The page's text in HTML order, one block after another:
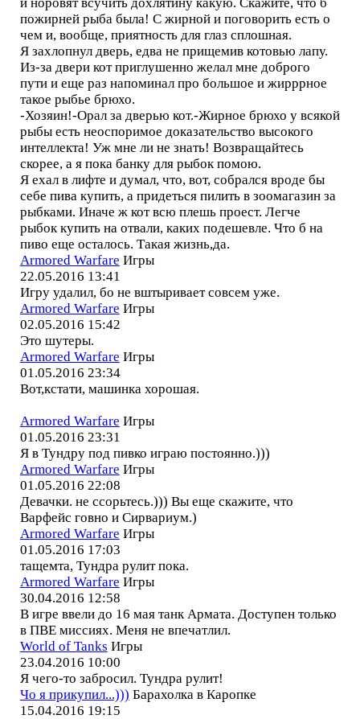
пожирней рыба была! С жирной и поговорить есть о
чем и, вообще, приятность для глаз сплошная.
Я захлопнул дверь, едва не прищемив котовью лапу.
Из-за двери кот приглушенно желал мне доброго
пути и еще раз напоминал про большое и жирррное
такое рыбье брюхо.
-Хозяин!-Орал за дверью кот.-Жирное брюхо у всякой
рыбы есть неоспоримое доказательство высокого
интеллекта! Уж мне ли не знать! Возвращайтесь
скорее, а я пока банку для рыбок помою.
Я ехал в лифте и думал, что, вот, собрался вроде бы
себе пива купить, а придеться пилить в зоомагазин за
рыбками. Иначе ж кот всю плешь проест. Легче
рыбок купить на отвали, каких подешевле. Что б на
пиво еще осталось. Такая жизнь,да.
Armored Warfare Игры
22.05.2016 13:41
Игру удалил, бо не вштыривает совсем уже.
Armored Warfare Игры
02.05.2016 15:42
Это шутеры.
Armored Warfare Игры
01.05.2016 23:34
Вот,кстати, машинка хорошая.
Armored Warfare Игры
01.05.2016 23:31
Я в Тундру под пивко играю постоянно.)))
Armored Warfare Игры
01.05.2016 22:08
Девачки. не ссорьтесь.))) Вы еще скажите, что
Варфейс говно и Сирвариум.)
Armored Warfare Игры
01.05.2016 17:03
тащемта, Тундра рулит пока.
Armored Warfare Игры
30.04.2016 12:58
В игре ввели до 16 мая танк Армата. Доступен только
в ПВЕ миссиях. Меня не впечатлил.
World of Tanks Игры
23.04.2016 10:00
Я чего-то забросил. Тундра рулит!
Чо я прикупил...))) Барахолка в Каропке
15.04.2016 19:15